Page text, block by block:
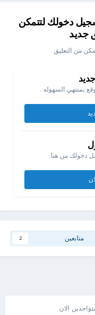
دخولك لتتمكن
جديد
من التعليق
بمنتهي السهوله .
دخولك من هنا.
متابعين 2